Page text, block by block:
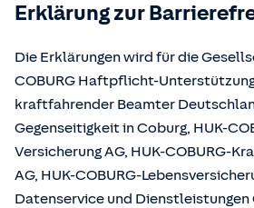
Erklärung zur
Die Erklärungen wird für die
COBURG Haftpflicht-
kraftfahrender Beamter
Gegenseitigkeit in Coburg, HUK-
Versicherung AG, HUK-COBURG-
AG, HUK-COBURG-
Datenservice und Dienstleistungen